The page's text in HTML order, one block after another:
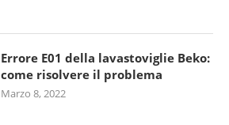
Errore E01 della lavastoviglie Beko:
come risolvere il problema
Marzo 8, 2022